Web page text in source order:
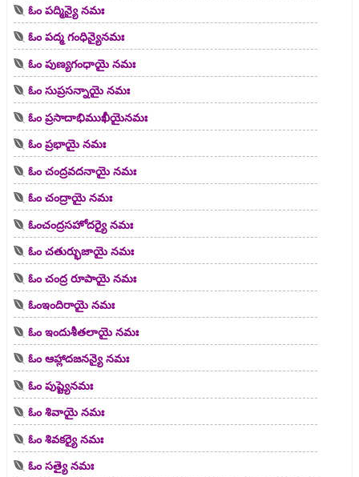
ఓం పద్మిన్యై నమః
ఓం పద్మ గంధిన్యైనమః
ఓం పుణ్యగంధాయై నమః
ఓం సుప్రసన్నాయై నమః
ఓం ప్రసాదాభిముఖీయైనమః
ఓం ప్రభాయై నమః
ఓం చంద్రవదనాయై నమః
ఓం చంద్రాయై నమః
ఓంచంద్రసహోదర్యై నమః
ఓం చతుర్భుజాయై నమః
ఓం చంద్ర రూపాయై నమః
ఓంఇందిరాయై నమః
ఓం ఇందుశీతలాయై నమః
ఓం ఆహ్లాదజనన్యై నమః
ఓం పుష్ట్యెనమః
ఓం శివాయై నమః
ఓం శివకర్యై నమః
ఓం సత్యై నమః